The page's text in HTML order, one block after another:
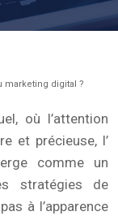
digital ?
où l’attention
et précieuse, l’
comme un
stratégies de
à l’apparence